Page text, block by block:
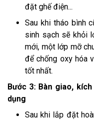
đặt ghế điện...
Sau khi tháo bình
sinh sạch sẽ khỏi
mới, một lớp mỡ
để chống oxy hóa
tốt nhất.
Bước 3: Bàn giao,
dụng
Sau khi lắp đặt